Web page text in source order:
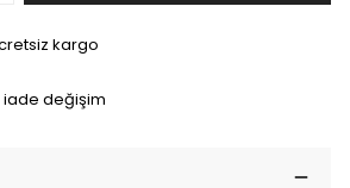
kargo
iade değişim